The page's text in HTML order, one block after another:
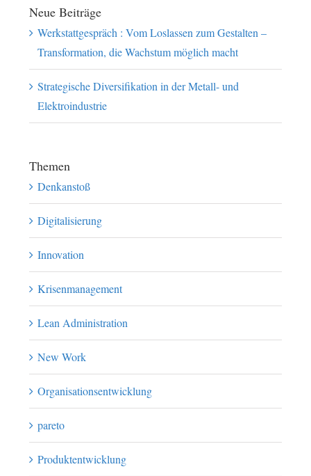
Neue Beiträge
Werkstattgespräch : Vom Loslassen zum Gestalten –
Transformation, die Wachstum möglich macht
Strategische Diversifikation in der Metall- und
Elektroindustrie
Themen
Denkanstoß
Digitalisierung
Innovation
Krisenmanagement
Lean Administration
New Work
Organisationsentwicklung
pareto
Produktentwicklung